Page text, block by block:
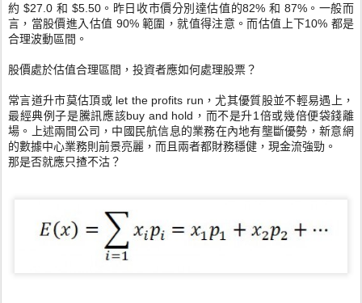
約$27.0 和 $5.50。昨日收市價分別達估值的82% 和 87%。一般而
言， 當股價進入估值 90%範圍，就值得注意。而估值上下10% 都是
合理波動區間。
股價處於估值合理區間，投資者應如何處理股票？
常言道升市莫估頂或 let the profits run ，尤其優質股並不輕易遇上，
最經典例子是騰訊應該buy and hold ，而不是升1 倍或幾倍便袋錢離
場。上述兩間公司， 中國民航信息的業務在內地有壟斷優勢， 新意網
的數據中心業務則前景亮麗，而且兩者都財務穩健， 現金流強勁。
那是否就應只揸不沽？